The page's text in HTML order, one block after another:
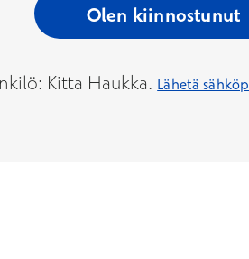
Olen kiinnostunut
Kitta Haukka. Lähetä